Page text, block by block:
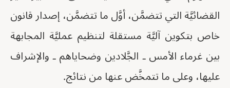
القضائيَّة التي تتضمَّن، أوَّل ما تتضمَّن، إصدار قانون
خاص بتكوين آليَّة مستقلة لتنظيم عمليَّة المجابهة
بين غرماء الأمس ـ الجَّلادين وضحاياهم ـ والإشراف
عليها، وعلى ما تتمخَّض عنها من نتائج.